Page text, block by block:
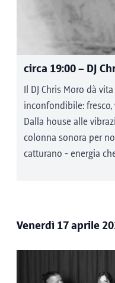
circa 19:00– DJ
Il DJ Chris Moro dà
inconfondibile:
Dalla house alle
colonna sonora per
catturano - energia
Venerdì 17 aprile